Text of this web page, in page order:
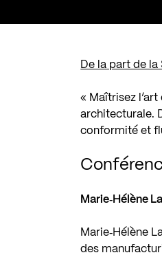
De la part de la
« Maîtrisez
architecturale.
conformité et
Marie‑Hélène
Marie‑Hélène
des